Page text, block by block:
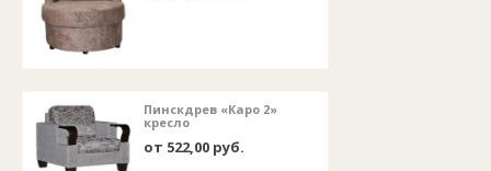
Пинскдрев «Каро 2»
кресло
от 522,00 руб.